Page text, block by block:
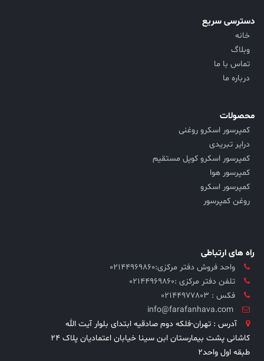
دسترسی سریع
خانه
وبلاگ
تماس با ما
درباره ما
محصولات
کمپرسور اسکرو روغنی
درایر تبریدی
کمپرسور اسکرو کوپل مستقیم
کمپرسور هوا
کمپرسور اسکرو
روغن کمپرسور
راه های ارتباطی
واحد فروش دفتر مرکزی:۰۲۱۴۴۹۶۹۸۶۰
تلفن دفتر مرکزی :02144969860
فکس : 02144977803
info@farafanhava.com
آدرس : تهران-فلکه دوم صادقیه ابتدای بلوار آیت الله
کاشانی پشت بیمارستان ابن سینا خیابان اعتمادیان پلاک ۲۴
طبقه اول واحد۲